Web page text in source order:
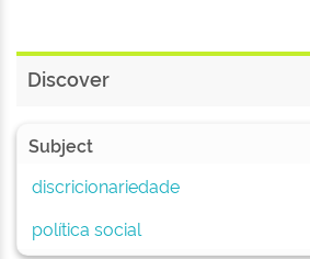
Discover
Subject
discricionariedade
política social